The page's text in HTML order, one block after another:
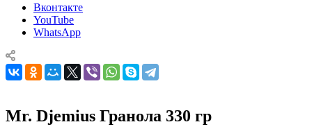
Вконтакте
YouTube
WhatsApp
Mr. Djemius Гранола 330 гр